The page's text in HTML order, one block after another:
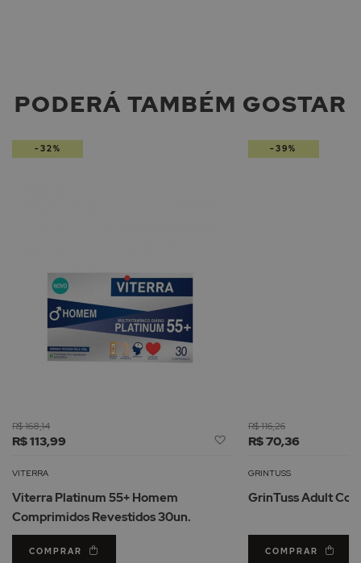
PODERÁ TAMBÉM GOSTAR
R$ 113,99
R$ 168,14
Adicionar
Lista
Desejos
VITERRA
Viterra Platinum 55+ Homem
Comprimidos Revestidos 30un.
COMPRAR
-32%
R$ 70,36
R$ 116,26
GRINTUSS
GrinTuss Adult
COMPRAR
-39%